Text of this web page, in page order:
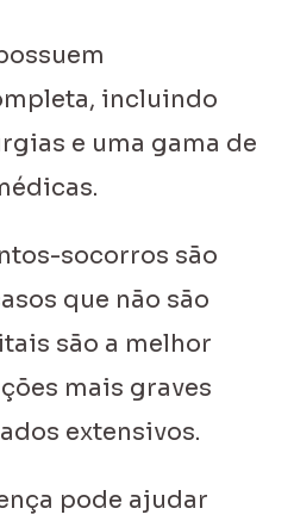
incluindo
e uma gama de
socorros são
que não são
são a melhor
mais graves
extensivos.
pode ajudar